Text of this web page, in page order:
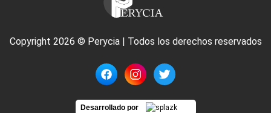
Copyright 2026 © Perycia | Todos los derechos reservados
Desarrollado por